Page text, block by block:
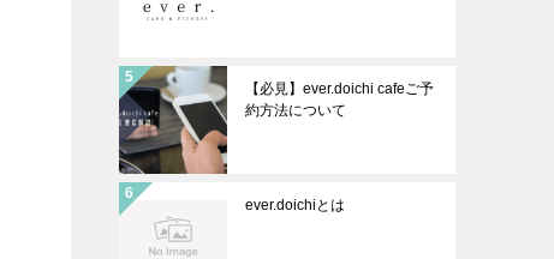
【必見】ever.doichi cafeご予
約方法について
ever.doichiとは